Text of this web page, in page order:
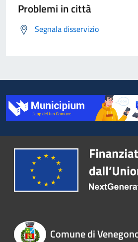
Problemi in città
Segnala disservizio
Comune di